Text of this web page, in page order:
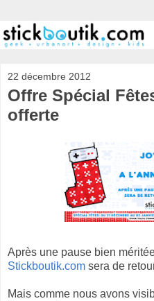
22 décembre 2012
Offre Spécial
offerte
Après une pause bien
Stickboutik.com sera de
Mais comme nous avons